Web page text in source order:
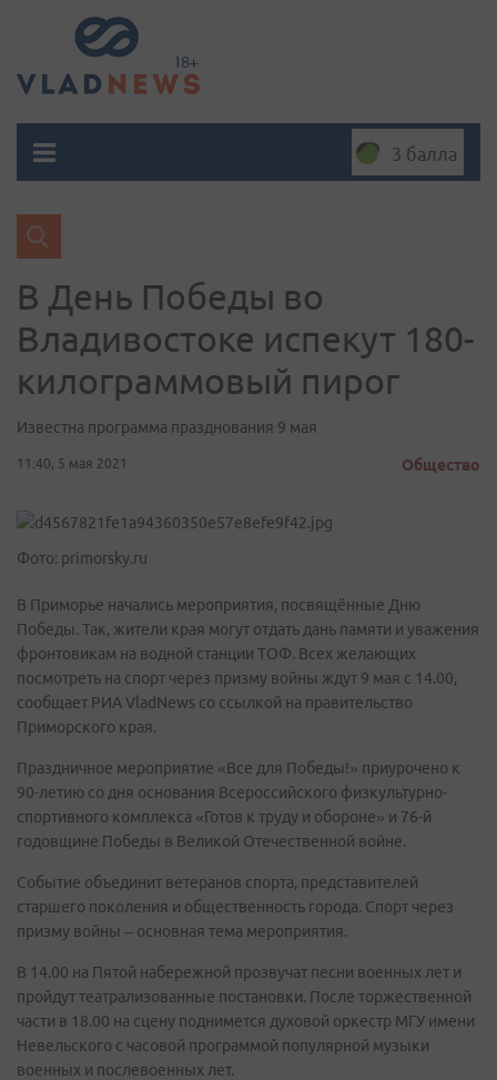
3 балла
В День Победы во
Владивостоке испекут 180-
килограммовый пирог
Известна программа празднования 9 мая
11:40, 5 мая 2021 Общество
Фото: primorsky.ru
В Приморье начались мероприятия, посвящённые Дню
Победы. Так, жители края могут отдать дань памяти и уважения
фронтовикам на водной станции ТОФ. Всех желающих
посмотреть на спорт через призму войны ждут 9 мая с 14.00,
сообщает РИА VladNews со ссылкой на правительство
Приморского края.
Праздничное мероприятие «Все для Победы!» приурочено к
90-летию со дня основания Всероссийского физкультурно-
спортивного комплекса «Готов к труду и обороне» и 76-й
годовщине Победы в Великой Отечественной войне.
Событие объединит ветеранов спорта, представителей
старшего поколения и общественность города. Спорт через
призму войны – основная тема мероприятия.
В 14.00 на Пятой набережной прозвучат песни военных лет и
пройдут театрализованные постановки. После торжественной
части в 18.00 на сцену поднимется духовой оркестр МГУ имени
Невельского с часовой программой популярной музыки
военных и послевоенных лет.